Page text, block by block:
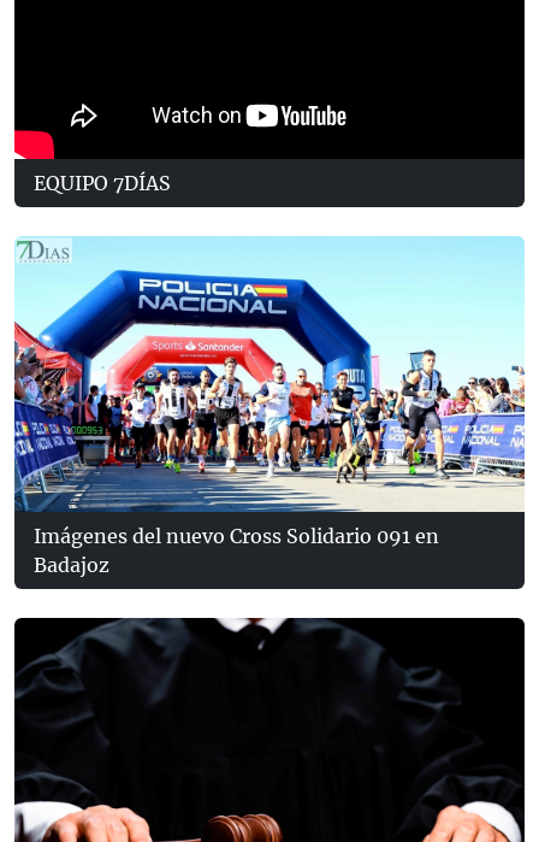
EQUIPO 7DÍAS
Imágenes del nuevo Cross Solidario 091 en
Badajoz